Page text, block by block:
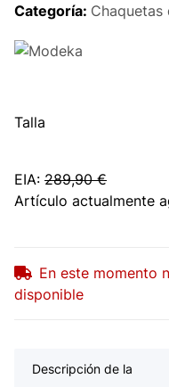
Categoría: Chaquetas
Talla
EIA: 289,90 €
Artículo actualmente
En este momento
disponible
Descripción de la